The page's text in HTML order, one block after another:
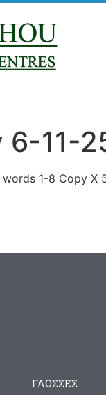
11-
1-8 Copy X
ΓΛΩΣΣΕΣ